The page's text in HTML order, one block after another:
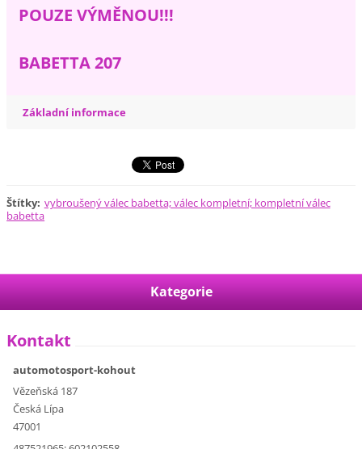
POUZE VÝMĚNOU!!!
BABETTA 207
Základní informace
Štítky: vybroušený válec babetta; válec kompletní; kompletní válec
babetta
Kategorie
Kontakt
automotosport-kohout
Vězeňská 187
Česká Lípa
47001